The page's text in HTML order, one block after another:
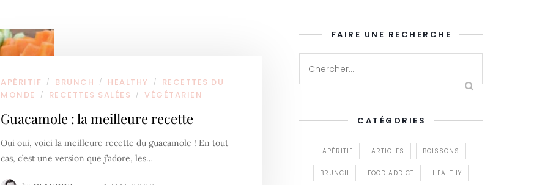
APÉRITIF / BRUNCH / HEALTHY /
RECETTES DU
MONDE
/ RECETTES SALÉES / VÉGÉTARIEN
Guacamole : la meilleure recette
Oui oui, voici la meilleure recette du guacamole ! En tout
cas, c’est une version que j’adore, les…
FAIRE UNE RECHERCHE
CATÉGORIES
APÉRITIF ARTICLES BOISSONS
BRUNCH FOOD ADDICT HEALTHY